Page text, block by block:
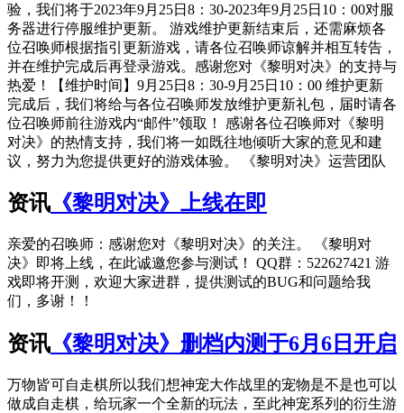
验，我们将于2023年9月25日8：30-2023年9月25日10：00对服
务器进行停服维护更新。 游戏维护更新结束后，还需麻烦各
位召唤师根据指引更新游戏，请各位召唤师谅解并相互转告，
并在维护完成后再登录游戏。感谢您对《黎明对决》的支持与
热爱！【维护时间】9月25日8：30-9月25日10：00 维护更新
完成后，我们将给与各位召唤师发放维护更新礼包，届时请各
位召唤师前往游戏内“邮件”领取！ 感谢各位召唤师对《黎明
对决》的热情支持，我们将一如既往地倾听大家的意见和建
议，努力为您提供更好的游戏体验。 《黎明对决》运营团队
资讯 《黎明对决》上线在即
亲爱的召唤师：感谢您对《黎明对决》的关注。 《黎明对
决》即将上线，在此诚邀您参与测试！ QQ群：522627421 游
戏即将开测，欢迎大家进群，提供测试的BUG和问题给我
们，多谢！！
资讯 《黎明对决》删档内测于6月6日开启
万物皆可自走棋所以我们想神宠大作战里的宠物是不是也可以
做成自走棋，给玩家一个全新的玩法，至此神宠系列的衍生游